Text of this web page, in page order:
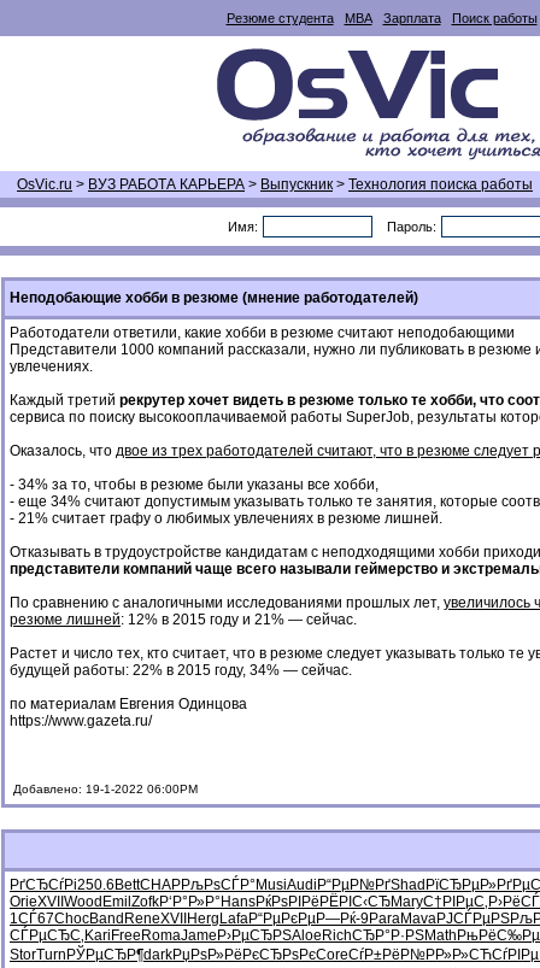
Резюме студента MBA Зарплата Поиск работы
OsVic.ru > ВУЗ РАБОТА КАРЬЕРА > Выпускник > Технология поиска работы
Имя: Пароль:
Неподобающие хобби в резюме (мнение работодателей)
Работодатели ответили, какие хобби в резюме считают неподобающими
Представители 1000 компаний рассказали, нужно ли публиковать в
увлечениях.
Каждый третий рекрутер хочет видеть в резюме только те хобби, что
сервиса по поиску высокооплачиваемой работы SuperJob, результаты
Оказалось, что двое из трех работодателей считают, что в резюме следует
- 34% за то, чтобы в резюме были указаны все хобби,
- еще 34% считают допустимым указывать только те занятия, которые
- 21% считает графу о любимых увлечениях в резюме лишней.
Отказывать в трудоустройстве кандидатам с неподходящими хобби
представители компаний чаще всего называли геймерство и
По сравнению с аналогичными исследованиями прошлых лет, увеличилось
резюме лишней: 12% в 2015 году и 21% — сейчас.
Растет и число тех, кто считает, что в резюме следует указывать только
будущей работы: 22% в 2015 году, 34% — сейчас.
по материалам Евгения Одинцова
https://www.gazeta.ru/
Добавлено: 19-1-2022 06:00PM
РґСЂСѓРі250.6 BettCHAPРљРѕСЃР° MusiAudi Р“РµР№РґShad РїСЂРµР»
OrieXVII Wood Emil ZofkР‘Р°Р»Р° HansРќРѕРІРё РЁРІС‹СЂMaryС†РІРµС‚
1СЃ67ChocBand ReneXVII Herg LafaР“РµРєРµР—Рќ-9ParaMavaРЈСЃРµРЅ
СЃРµСЂС‚ Kari Free RomaJame Р›РµСЂРЅAloe RichСЂР°Р·РЅMath РњРёС‰Рµ
StorTurn РЎРµСЂР¶darkРџРѕР»Рё РєСЂРѕРєCoreСѓР±РёР№РР»Р»СЋ